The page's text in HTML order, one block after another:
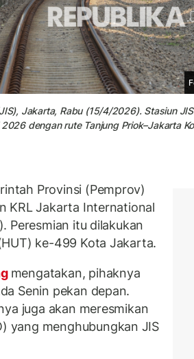
Jakarta, Rabu (15/4/2026). Stasiun
dengan rute Tanjung Priok–Jakarta
Provinsi (Pemprov)
KRL Jakarta International
Peresmian itu dilakukan
ke-499 Kota Jakarta.
mengatakan, pihaknya
Senin pekan depan.
juga akan meresmikan
yang menghubungkan JIS